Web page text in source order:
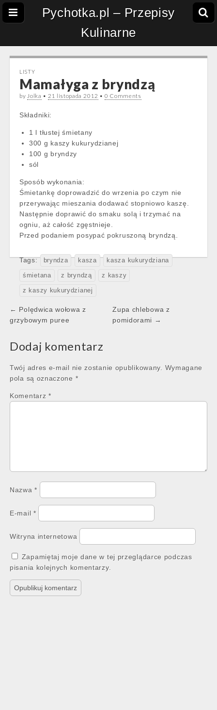
Pychotka.pl – Przepisy
Kulinarne
LISTY
Mamałyga z bryndzą
byJolka • 21 listopada 2012 • 0 Comments
Składniki:
1 l tłustej śmietany
300 g kaszy kukurydzianej
100 g bryndzy
sól
Sposób wykonania:
Śmietankę doprowadzić do wrzenia po czym nie
przerywając mieszania dodawać stopniowo kaszę.
Następnie doprawić do smaku solą i trzymać na
ogniu, aż całość zgęstnieje.
Przed podaniem posypać pokruszoną bryndzą.
Tags: bryndza kasza kasza kukurydziana
śmietana z bryndzą z kaszy
z kaszy kukurydzianej
Post
navigation
← Polędwica wołowa z
grzybowym puree
Zupa chlebowa z
pomidorami →
Dodaj komentarz
Twój adres e-mail nie zostanie opublikowany.
Wymagane
pola są oznaczone *
Komentarz *
Nazwa*
E-mail *
Witryna internetowa
Zapamiętaj moje dane w tej przeglądarce podczas
pisania kolejnych komentarzy.